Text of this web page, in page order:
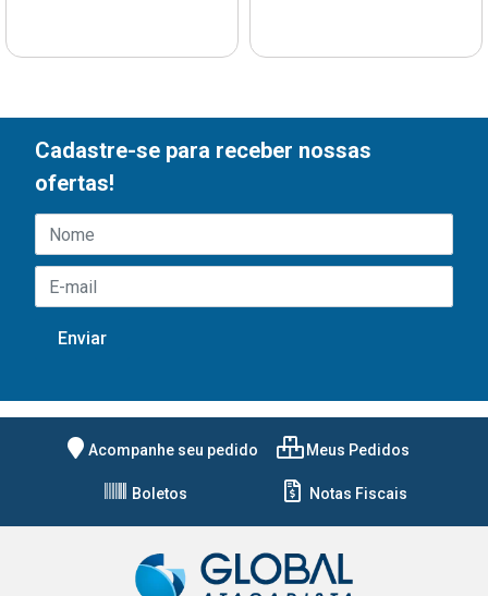
Cadastre-se para receber nossas
ofertas!
Acompanhe seu pedido Meus Pedidos
Boletos Notas Fiscais